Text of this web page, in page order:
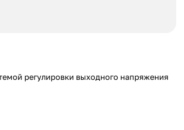
регулировки выходного напряжения